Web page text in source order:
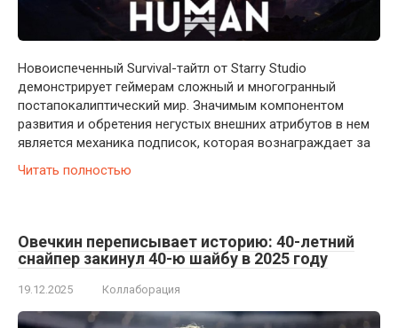
Новоиспеченный Survival-тайтл от Starry Studio
демонстрирует геймерам сложный и многогранный
постапокалиптический мир. Значимым компонентом
развития и обретения негустых внешних атрибутов в нем
является механика подписок, которая вознаграждает за
Читать полностью
Овечкин переписывает историю: 40-летний
снайпер закинул 40-ю шайбу в 2025 году
19.12.2025 Коллаборация